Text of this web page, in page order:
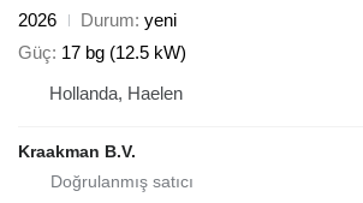
2026
Durum yeni
Güç 17 bg (12.5 kW)
Hollanda, Haelen
Kraakman B.V.